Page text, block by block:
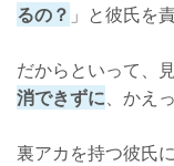
るの？ 」と彼氏を
だからといって、
消できずに、かえ
裏アカを持つ彼氏